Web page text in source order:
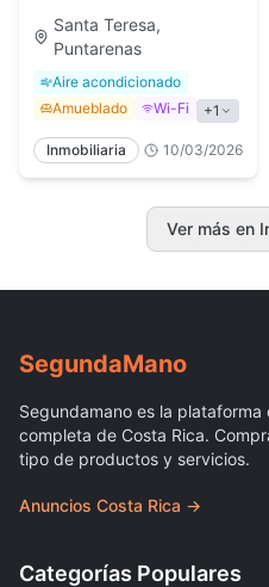
Santa Teresa,
Puntarenas
Aire acondicionado
Amueblado
Wi-Fi +1
Inmobiliaria 10/03/2026
Ver más en
SegundaMano
Segundamano es la
completa de Costa Rica.
tipo de productos y servicios.
Anuncios Costa Rica →
Categorías Populares